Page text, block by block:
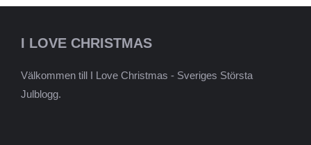
I LOVE CHRISTMAS
Välkommen till I Love Christmas - Sveriges Största
Julblogg.